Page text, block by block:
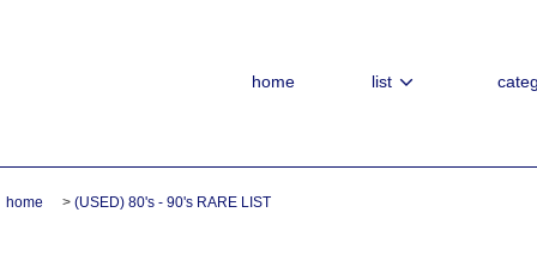
home list
home > (USED) 80's - 90's RARE LIST